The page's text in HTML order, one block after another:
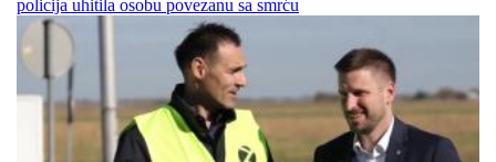
policija uhitila osobu povezanu sa smrću